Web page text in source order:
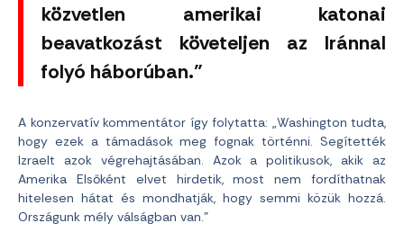
közvetlen amerikai katonai
beavatkozást követeljen az Iránnal
folyó háborúban.”
A konzervatív kommentátor így folytatta: „Washington tudta,
hogy ezek a támadások meg fognak történni. Segítették
Izraelt azok végrehajtásában. Azok a politikusok, akik az
Amerika Elsőként elvet hirdetik, most nem fordíthatnak
hitelesen hátat és mondhatják, hogy semmi közük hozzá.
Országunk mély válságban van.”